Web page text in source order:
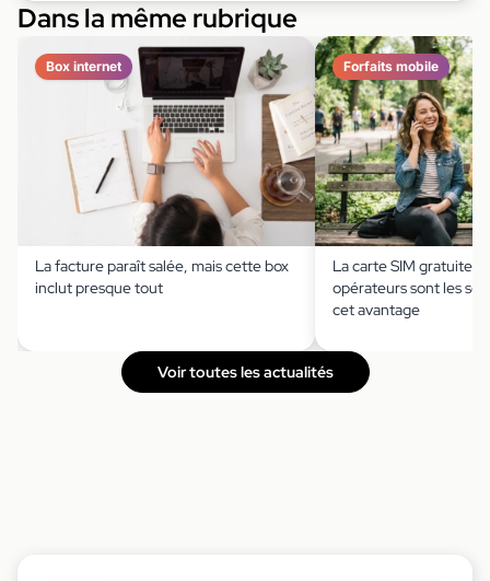
Dans la même rubrique
Box internet
La facture paraît salée, mais cette box
inclut presque tout
Forfaits mobile
La carte SIM gratuite ?
opérateurs sont les
cet avantage
Voir toutes les actualités